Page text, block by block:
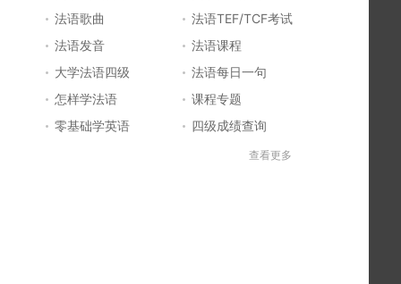
法语歌曲
法语TEF/TCF考试
法语发音
法语课程
大学法语四级
法语每日一句
怎样学法语
课程专题
零基础学英语
四级成绩查询
四六级成绩查询
查看更多